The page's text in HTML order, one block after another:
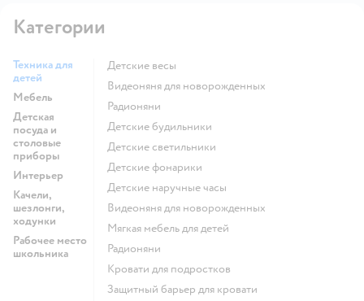
Категории
Техника для
детей
Мебель
Детская
посуда и
столовые
приборы
Интерьер
Качели,
шезлонги,
ходунки
Рабочее место
школьника
Детские весы
Видеоняня для новорожденных
Радионяни
Детские будильники
Детские светильники
Детские фонарики
Детские наручные часы
Видеоняня для новорожденных
Мягкая мебель для детей
Радионяни
Кровати для подростков
Защитный барьер для кровати